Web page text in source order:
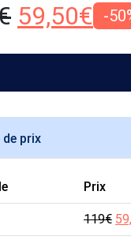
59,50€ -
de prix
Prix
119€